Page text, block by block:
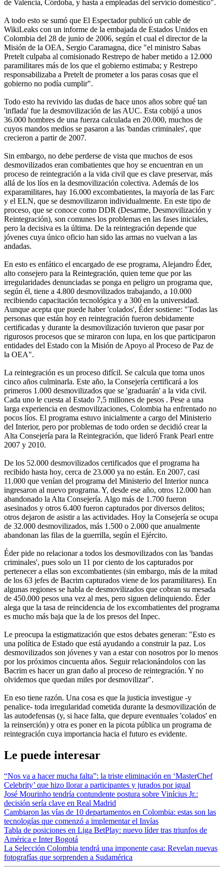
de Valencia, Córdoba, y hasta a empleadas del servicio doméstico".
A todo esto se sumó que El Espectador publicó un cable de
WikiLeaks con un informe de la embajada de Estados Unidos en
Colombia del 28 de junio de 2006, según el cual el director de la
Misión de la OEA, Sergio Caramagna, dice "el ministro Sabas
Pretelt culpaba al comisionado Restrepo de haber metido a 12.000
paramilitares más de los que el gobierno estimaba; y Restrepo
responsabilizaba a Pretelt de prometer a los paras cosas que el
gobierno no podía cumplir".
Todo esto ha revivido las dudas de hace unos años sobre qué tan
'inflada' fue la desmovilización de las AUC. Esta cobijó a unos
36.000 hombres de una fuerza calculada en 20.000, muchos de
cuyos mandos medios se pasaron a las 'bandas criminales', que
crecieron a partir de 2007.
Sin embargo, no debe perderse de vista que muchos de esos
desmovilizados eran combatientes que hoy se encuentran en un
proceso de reintegración a la vida civil que es clave preservar, más
allá de los líos en la desmovilización colectiva. Además de los
exparamilitares, hay 16.000 excombatientes, la mayoría de las Farc
y el ELN, que se desmovilizaron individualmente. En este tipo de
proceso, que se conoce como DDR (Desarme, Desmovilización y
Reintegración), son comunes los problemas en las fases iniciales,
pero la decisiva es la última. De la reintegración depende que
jóvenes cuya único oficio han sido las armas no vuelvan a las
andadas.
En esto es enfático el encargado de ese programa, Alejandro Éder,
alto consejero para la Reintegración, quien teme que por las
irregularidades denunciadas se ponga en peligro un programa que,
según él, tiene a 4.800 desmovilizados trabajando, a 10.000
recibiendo capacitación tecnológica y a 300 en la universidad.
Aunque acepta que puede haber 'colados', Éder sostiene: "Todas las
personas que están hoy en reintegración fueron debidamente
certificadas y durante la desmovilización tuvieron que pasar por
rigurosos procesos que se miraron con lupa, en los que participaron
entidades del Estado con la Misión de Apoyo al Proceso de Paz de
la OEA".
La reintegración es un proceso difícil. Se calcula que toma unos
cinco años culminarla. Este año, la Consejería certificará a los
primeros 1.000 desmovilizados que se 'graduarán' a la vida civil.
Cada uno le cuesta al Estado 7,5 millones de pesos . Pese a una
larga experiencia en desmovilizaciones, Colombia ha enfrentado no
pocos líos. El programa estuvo inicialmente a cargo del Ministerio
del Interior, pero por problemas de todo orden se decidió crear la
Alta Consejería para la Reintegración, que lideró Frank Pearl entre
2007 y 2010.
De los 52.000 desmovilizados certificados que el programa ha
recibido hasta hoy, cerca de 23.000 ya no están. En 2007, casi
11.000 que venían del programa del Ministerio del Interior nunca
ingresaron al nuevo programa. Y, desde ese año, otros 12.000 han
abandonado la Alta Consejería. Algo más de 1.700 fueron
asesinados y otros 6.400 fueron capturados por diversos delitos;
otros dejaron de asistir a las actividades. Hoy la Consejería se ocupa
de 32.000 desmovilizados, más 1.500 o 2.000 que anualmente
abandonan las filas de la guerrilla, según el Ejército.
Éder pide no relacionar a todos los desmovilizados con las 'bandas
criminales', pues solo un 11 por ciento de los capturados por
pertenecer a ellas son excombatientes (sin embargo, más de la mitad
de los 63 jefes de Bacrim capturados viene de los paramilitares). En
algunas regiones se habla de desmovilizados que cobran su mesada
de 450.000 pesos una vez al mes, pero siguen delinquiendo. Éder
alega que la tasa de reincidencia de los excombatientes del programa
es mucho más baja que la de los presos del Inpec.
Le preocupa la estigmatización que estos debates generan: "Esto es
una política de Estado que está ayudando a construir la paz. Los
desmovilizados son jóvenes y van a estar con nosotros por lo menos
por los próximos cincuenta años. Seguir relacionándolos con las
Bacrim es hacer un gran daño al proceso de reintegración. Y no
olvidemos que quedan miles por desmovilizar".
En eso tiene razón. Una cosa es que la justicia investigue -y
penalice- toda irregularidad cometida durante la desmovilización de
las autodefensas (y, si hace falta, que depure eventuales 'colados' en
la reinserción) y otra es poner en la picota pública un programa de
reintegración cuya importancia hacia el futuro es evidente.
Le puede interesar
“Nos va a hacer mucha falta”: la triste eliminación en ‘MasterChef
Celebrity’ que hizo llorar a participantes y jurados por igual
José Mourinho tendría contundente postura sobre Vinícius Jr.:
decisión sería clave en Real Madrid
Cambiaron las vías de 10 departamentos en Colombia: estas son las
tecnologías que comenzó a implementar el Invías
Tabla de posiciones en Liga BetPlay: nuevo líder tras triunfos de
América e Inter Bogotá
La Selección Colombia tendrá una imponente casa: Revelan nuevas
fotografías que sorprenden a Sudamérica